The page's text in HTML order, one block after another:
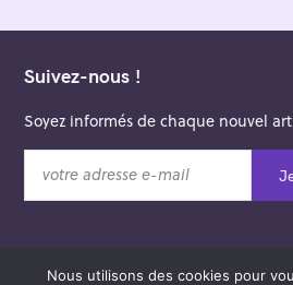
Suivez-nous !
Soyez informés de chaque nouvel
t
Nous utilisons des cookies pour